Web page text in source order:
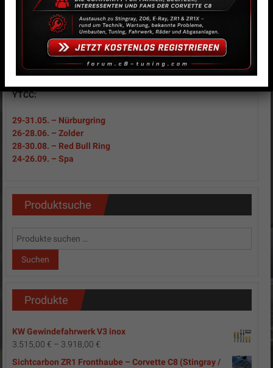
2.060,00€
Rennkalender 2026
YTCC:
29-31.05. – Nürburgring
26-28.06. – Zolder
28-30.08. – Red Bull Ring
24-26.09. – Spa
Produktsuche
Suchen
Suchen
Produkte
KW Gewindefahrwerk V3 inox
3.515,00 € – 3.918,00 €
Sichtcarbon ZR1 Fronthaube – Corvette C8 (Stingray /